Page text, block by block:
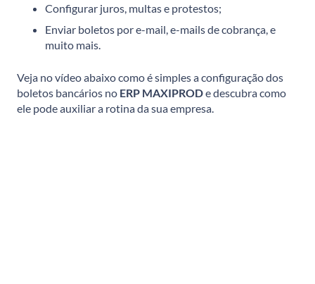
Configurar juros, multas e protestos;
Enviar boletos por e-mail, e-mails de cobrança, e
muito mais.
Veja no vídeo abaixo como é simples a configuração dos
boletos bancários no ERP MAXIPRODe descubra como
ele pode auxiliar a rotina da sua empresa.